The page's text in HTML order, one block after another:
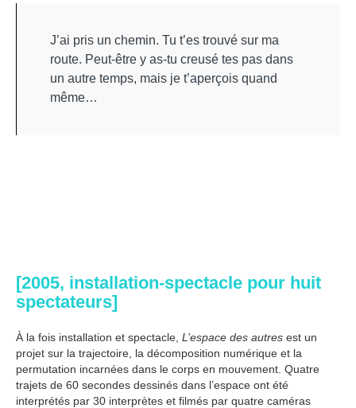
J’ai pris un chemin. Tu t’es trouvé sur ma
route. Peut-être y as-tu creusé tes pas dans
un autre temps, mais je t’aperçois quand
même…
[2005, installation-spectacle pour huit
spectateurs]
À la fois installation et spectacle, L’espace des autres est un
projet sur la trajectoire, la décomposition numérique et la
permutation incarnées dans le corps en mouvement. Quatre
trajets de 60 secondes dessinés dans l’espace ont été
interprétés par 30 interprètes et filmés par quatre caméras